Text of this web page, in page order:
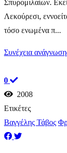
Σπυρομιλαίων.
Λεκούρεσι,
τόσο ενωμένα π...
Συνέχεια
0
2008
Ετικέτες
Βαγγέλης Τάβος